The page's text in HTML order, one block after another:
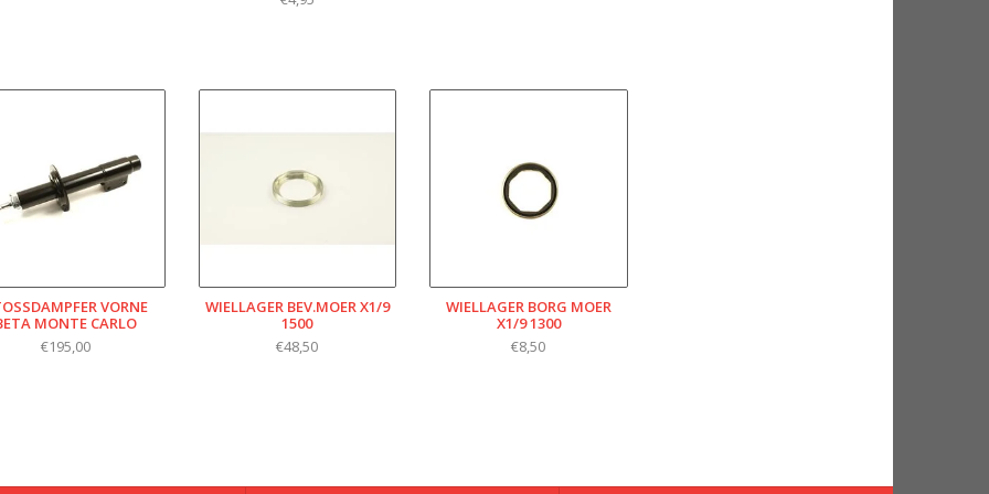
VORNE B
MONTE CARLO
€195,00
WIELLAGER BEV.MOER X1/9
1500
€48,50
WIELLAGER BORG MOER
X1/9 1300
€8,50